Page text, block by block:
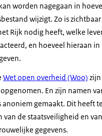
worden nagegaan in
wijzigt. Zo is
Rijk nodig heeft, welke
en hoeveel hieraan
Wet open overheid (Woo)
En zijn namen
anoniem gemaakt. Dit heeft
van de staatsveiligheid en van
gegevens.